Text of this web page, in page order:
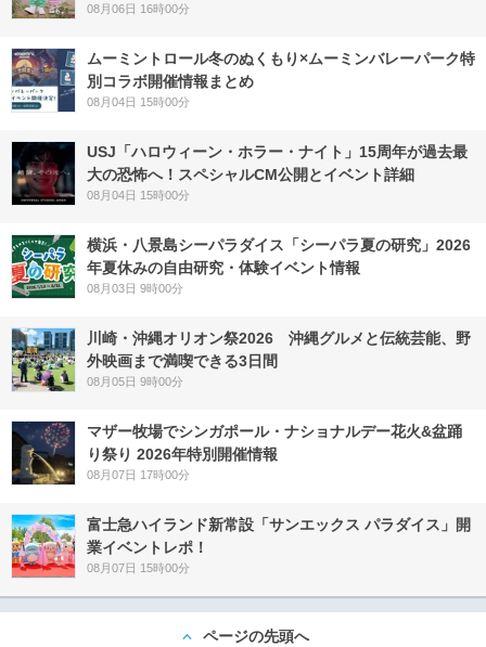
08月06日 16時00分
ムーミントロール冬のぬくもり×ムーミンバレーパーク特
別コラボ開催情報まとめ
08月04日 15時00分
USJ「ハロウィーン・ホラー・ナイト」15周年が過去最
大の恐怖へ！スペシャルCM公開とイベント詳細
08月04日 15時00分
横浜・八景島シーパラダイス「シーパラ夏の研究」2026
年夏休みの自由研究・体験イベント情報
08月03日 9時00分
川崎・沖縄オリオン祭2026 沖縄グルメと伝統芸能、野
外映画まで満喫できる3日間
08月05日 9時00分
マザー牧場でシンガポール・ナショナルデー花火&盆踊
り祭り 2026年特別開催情報
08月07日 17時00分
富士急ハイランド新常設「サンエックス パラダイス」開
業イベントレポ！
08月07日 15時00分
ページの先頭へ